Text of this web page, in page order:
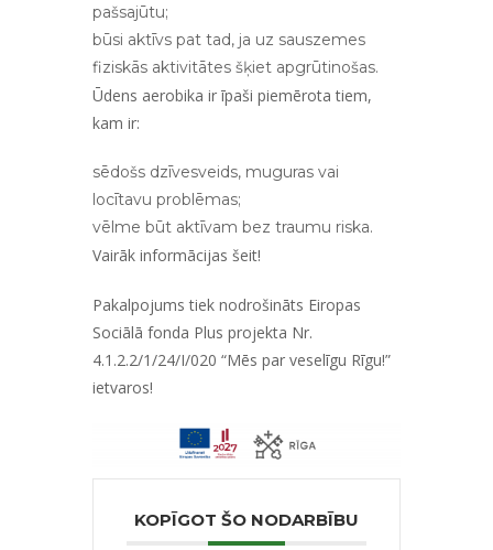
pašsajūtu;
būsi aktīvs pat tad, ja uz sauszemes
fiziskās aktivitātes šķiet apgrūtinošas.
Ūdens aerobika ir īpaši piemērota tiem,
kam ir:
sēdošs dzīvesveids, muguras vai
locītavu problēmas;
vēlme būt aktīvam bez traumu riska.
Vairāk informācijas šeit!
Pakalpojums tiek nodrošināts Eiropas
Sociālā fonda Plus projekta Nr.
4.1.2.2/1/24/I/020 “Mēs par veselīgu Rīgu!”
ietvaros!
KOPĪGOT ŠO NODARBĪBU